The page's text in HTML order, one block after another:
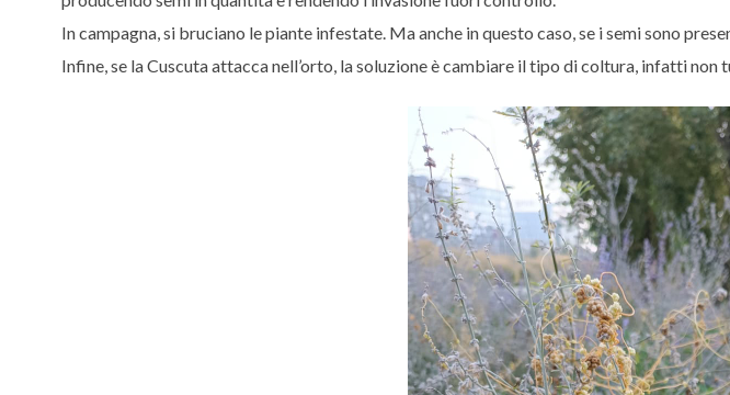
In campagna, si bruciano le piante infestate. Ma anche in questo caso, se i semi sono
Infine, se la Cuscuta attacca nell’orto, la soluzione è cambiare il tipo di coltura, infatti